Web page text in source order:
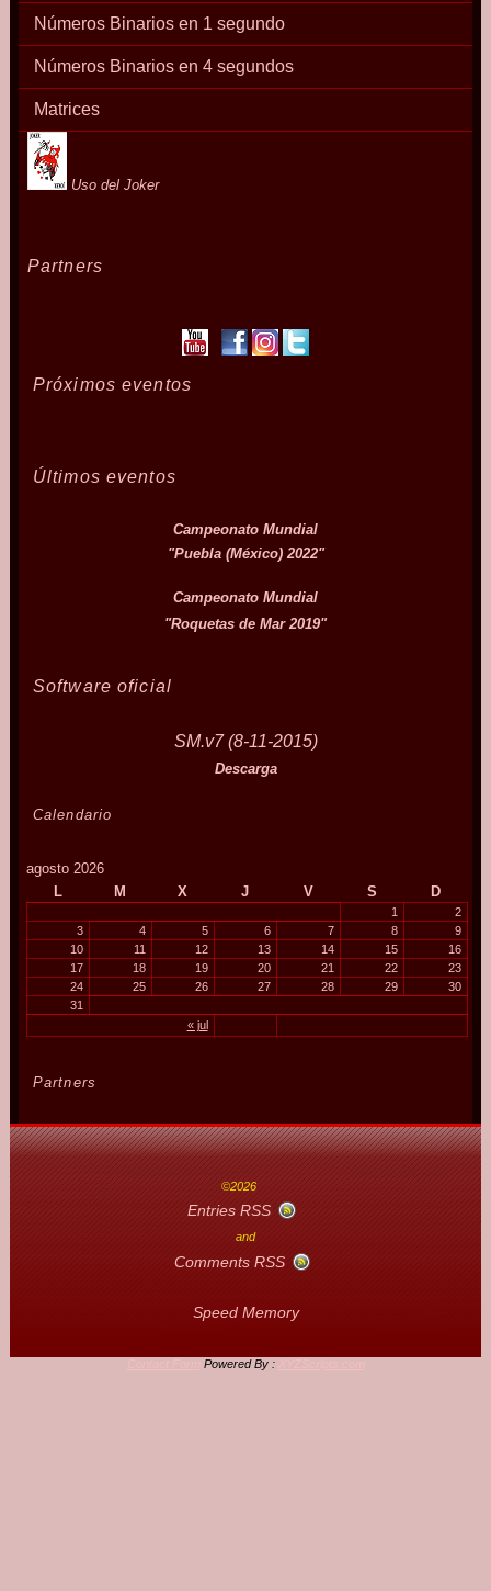
Números Binarios en 1 segundo
Números Binarios en 4 segundos
Matrices
Uso del Joker
Partners
Próximos eventos
Últimos eventos
Campeonato Mundial
"Puebla (México) 2022"
Campeonato Mundial
"Roquetas de Mar 2019"
Software oficial
SM.v7 (8-11-2015)
Descarga
Calendario
agosto 2026
L
M X J V S D
« jul
1
2
3
4 5 6 7 8
9
10
11 12 13 14 15
16
17
18 19 20 21 22
23
24
25 26 27 28 29
30
31
Partners
©2026
Entries RSS
and
Comments RSS
Speed Memory
Contact Form Powered By : XYZScripts.com